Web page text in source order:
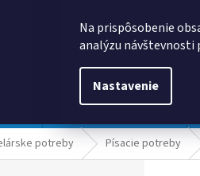
Na prispôsobenie
analýzu návštevnosti
Nastavenie
potreby Písacie potreby